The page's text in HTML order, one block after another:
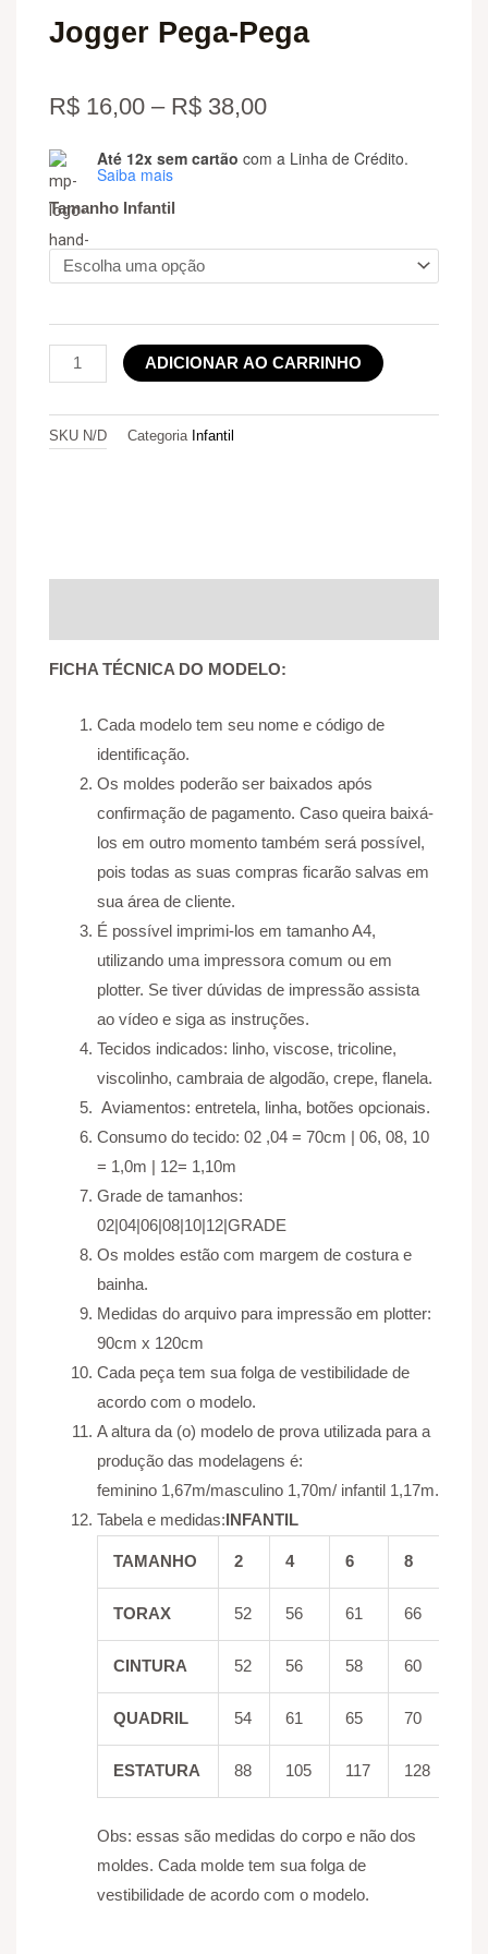
Jogger Pega-Pega
R$ 16,00 – R$ 38,00Price
range:
R$ 38,00
Até 12x sem cartão com a Linha de Crédito.
Saiba mais
Tamanho Infantil
Jogger
Pega-
Pega
quantidade
ADICIONAR AO CARRINHO
SKU N/D Categoria Infantil
FICHA TÉCNICA DO MODELO:
Cada modelo tem seu nome e código de
identificação.
Os moldes poderão ser baixados após
confirmação de pagamento. Caso queira baixá-
los em outro momento também será possível,
pois todas as suas compras ficarão salvas em
sua área de cliente.
É possível imprimi-los em tamanho A4,
utilizando uma impressora comum ou em
plotter. Se tiver dúvidas de impressão assista
ao vídeo e siga as instruções.
Tecidos indicados: linho, viscose, tricoline,
viscolinho, cambraia de algodão, crepe, flanela.
Aviamentos: entretela, linha, botões opcionais.
Consumo do tecido: 02 ,04 = 70cm | 06, 08, 10
= 1,0m | 12= 1,10m
Grade de tamanhos:
02|04|06|08|10|12|GRADE
Os moldes estão com margem de costura e
bainha.
Medidas do arquivo para impressão em plotter:
90cm x 120cm
Cada peça tem sua folga de vestibilidade de
acordo com o modelo.
A altura da (o) modelo de prova utilizada para a
produção das modelagens é:
feminino 1,67m/masculino 1,70m/ infantil 1,17m.
Tabela e medidas: INFANTIL
TAMANHO 2 4 6 8
TORAX 52 56 61 66
CINTURA 52 56 58 60
QUADRIL 54 61 65 70
ESTATURA 88 105 117 128
Obs: essas são medidas do corpo e não dos
moldes. Cada molde tem sua folga de
vestibilidade de acordo com o modelo.